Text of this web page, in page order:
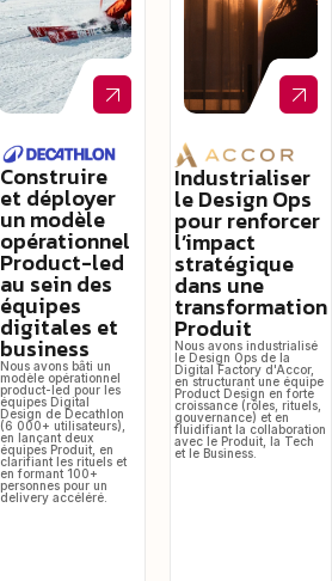
Construire
et déployer
un modèle
opérationnel
Product-led
au sein des
équipes
digitales et
business
Nous avons bâti un
modèle opérationnel
product-led pour les
équipes Digital
Design de Decathlon
(6 000+ utilisateurs),
en lançant deux
équipes Produit, en
clarifiant les rituels et
en formant 100+
personnes pour un
delivery accéléré.
Industrialiser
le Design Ops
pour renforcer
l’impact
stratégique
dans une
transformation
Produit
Nous avons industrialisé
le Design Ops de la
Digital Factory d'Accor,
en structurant une équipe
Product Design en forte
croissance (rôles, rituels,
gouvernance) et en
fluidifiant la collaboration
avec le Produit, la Tech
et le Business.